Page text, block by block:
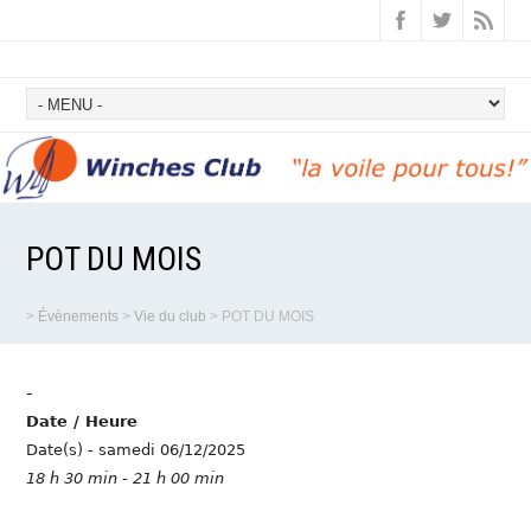
POT DU MOIS
> Évènements >Vie du club > POT DU MOIS
-
Date / Heure
Date(s) - samedi 06/12/2025
18 h 30 min - 21 h 00 min